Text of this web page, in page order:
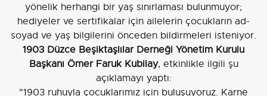
yönelik herhangi bir yaş sınırlaması bulunmuyor;
hediyeler ve sertifikalar için ailelerin çocukların ad-
soyad ve yaş bilgilerini önceden bildirmeleri isteniyor.
1903 Düzce Beşiktaşlılar Derneği Yönetim Kurulu
Başkanı Ömer Faruk Kubilay, etkinlikle ilgili şu
açıklamayı yaptı:
"1903 ruhuyla çocuklarımız için buluşuyoruz. Karne